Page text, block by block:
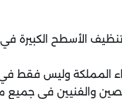
تنظيف الأسطح
المملكة وليس فقط
والفنيين في جميع